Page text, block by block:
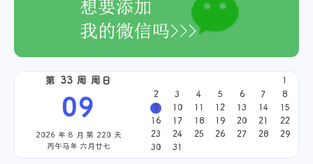
Tag Plugins
求职 唠唠
第 33 周 周日
09
2026 年 8 月 第 220 天
丙午马年 六月廿七
1
2
3 4 5 6 7
8
9
10 11 12 13 14
15
16
17 18 19 20 21
22
23
24 25 26 27 28
29
30
31